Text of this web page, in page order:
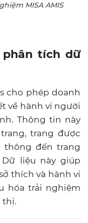
MISA AMIS
phân tích dữ
cho phép doanh
về hành vi người
Thông tin này
trang được
thông đến trang
liệu này giúp
thích và hành vi
hóa trải nghiệm
thị.